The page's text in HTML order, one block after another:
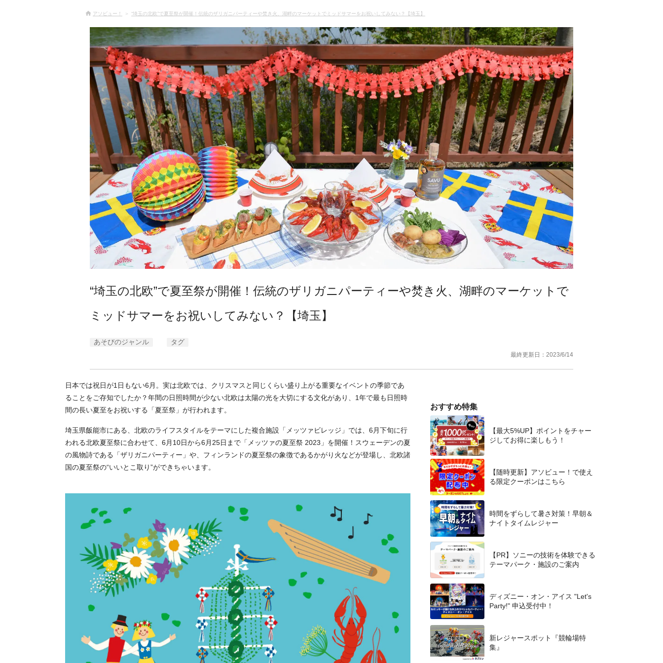
アソビュー！ “埼玉の北欧”で夏至祭が開催！伝統のザリガニパーティーや焚き火、湖畔のマーケットでミッドサマーをお祝いしてみない？【埼玉】
“埼玉の北欧”で夏至祭が開催！伝統のザリガニパーティーや焚き火、湖畔のマーケットで
ミッドサマーをお祝いしてみない？【埼玉】
あそびのジャンル タグ
最終更新日： 2023/6/14
日本では祝日が1日もない6月。実は北欧では、クリスマスと同じくらい盛り上がる重要なイベントの季節であ
ることをご存知でしたか？年間の日照時間が少ない北欧は太陽の光を大切にする文化があり、1年で最も日照時
間の長い夏至をお祝いする「夏至祭」が行われます。
埼玉県飯能市にある、北欧のライフスタイルをテーマにした複合施設「メッツァビレッジ」では、6月下旬に行
われる北欧夏至祭に合わせて、6月10日から6月25日まで「メッツァの夏至祭 2023」を開催！スウェーデンの夏
の風物詩である「ザリガニパーティー」や、フィンランドの夏至祭の象徴であるかがり火などが登場し、北欧諸
国の夏至祭の“いいとこ取り”ができちゃいます。
おすすめ特集
【最大5%UP】ポイントをチャー
ジしてお得に楽しもう！
【随時更新】アソビュー！で使え
る限定クーポンはこちら
時間をずらして暑さ対策！早朝＆
ナイトタイムレジャー
【PR】ソニーの技術を体験できる
テーマパーク・施設のご案内
ディズニー・オン・アイス "Let's
Party!" 申込受付中！
新レジャースポット『競輪場特
集』